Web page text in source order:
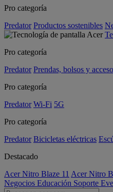
Pro categoría
Predator Productos sostenibles
Pro categoría
Predator Prendas, bolsos y
Pro categoría
Predator Wi-Fi 5G
Pro categoría
Predator Bicicletas eléctricas
Destacado
Acer Nitro Blaze 11 Acer Nitro
Negocios Educación Soporte